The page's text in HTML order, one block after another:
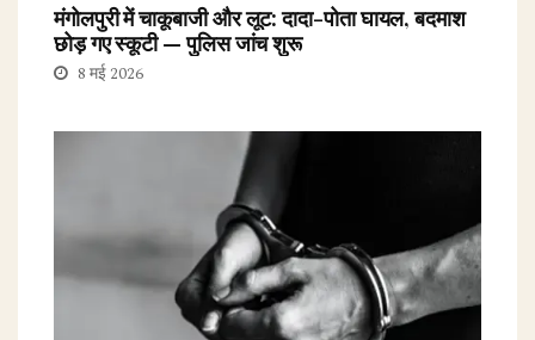
मंगोलपुरी में चाकूबाजी और लूट: दादा-पोता घायल, बदमाश
छोड़ गए स्कूटी — पुलिस जांच शुरू
8 मई 2026